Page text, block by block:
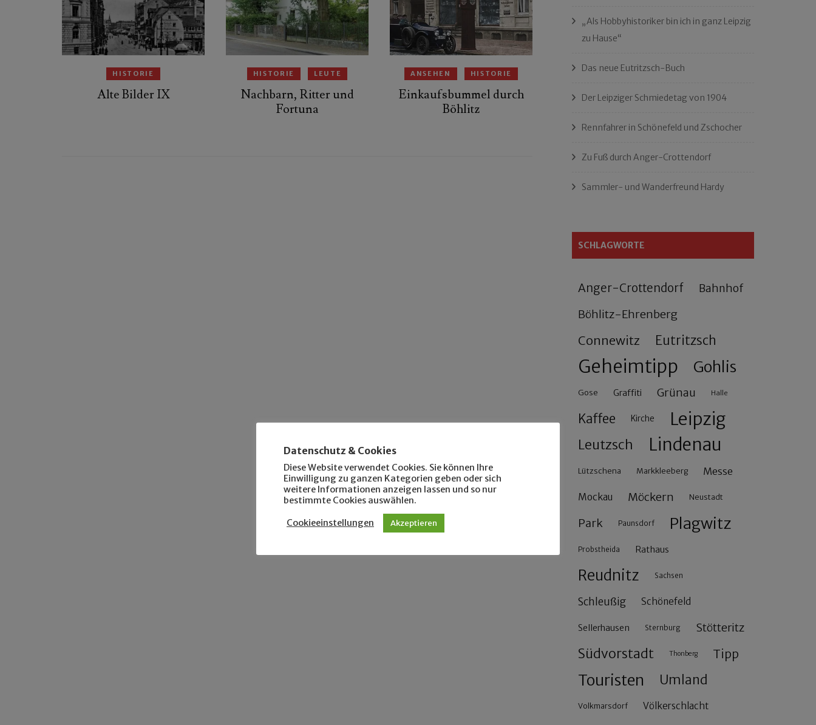
HISTORIE
Alte Bilder IX
HISTORIE LEUTE
Nachbarn, Ritter und
Fortuna
ANSEHEN HISTORIE
Einkaufsbummel durch
Böhlitz
„Als Hobbyhistoriker bin ich in ganz Leipzig
zu Hause“
Das neue Eutritzsch-Buch
Der Leipziger Schmiedetag von 1904
Rennfahrer in Schönefeld und Zschocher
Zu Fuß durch Anger-Crottendorf
Sammler- und Wanderfreund Hardy
SCHLAGWORTE
Anger-Crottendorf Bahnhof
Böhlitz-Ehrenberg
Connewitz Eutritzsch
Geheimtipp Gohlis
Gose Graffiti Grünau Halle
Kaffee Kirche Leipzig
Leutzsch Lindenau
Lützschena Markkleeberg Messe
Mockau Möckern Neustadt
Park Paunsdorf Plagwitz
Probstheida Rathaus
Reudnitz Sachsen
Schleußig Schönefeld
Sellerhausen Sternburg Stötteritz
Südvorstadt Thonberg Tipp
Touristen Umland
Volkmarsdorf Völkerschlacht
Datenschutz & Cookies
Diese Website verwendet Cookies. Sie können Ihre
Einwilligung zu ganzen Kategorien geben oder sich
weitere Informationen anzeigen lassen und so nur
bestimmte Cookies auswählen.
Cookieeinstellungen Akzeptieren